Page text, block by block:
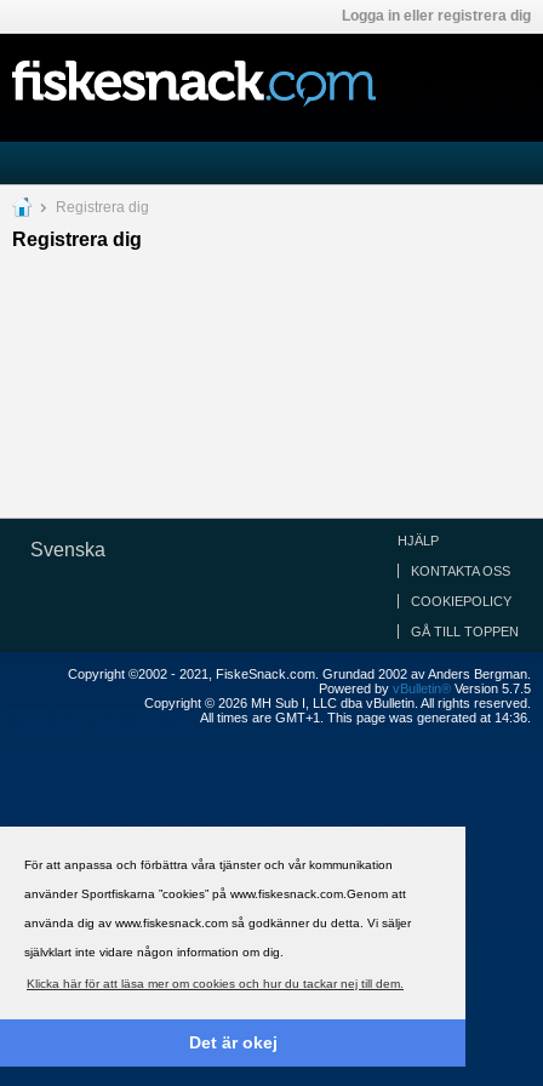
För att anpassa och förbättra våra tjänster och vår kommunikation
använder Sportfiskarna ”cookies” på www.fiskesnack.com.Genom att
använda dig av www.fiskesnack.com så godkänner du detta. Vi säljer
självklart inte vidare någon information om dig.
Klicka här för att läsa mer om cookies och hur du tackar nej till dem.
Det är okej
Logga in eller registrera dig
Registrera dig
Registrera dig
Svenska HJÄLP
KONTAKTA OSS
COOKIEPOLICY
GÅ TILL TOPPEN
Copyright ©2002 - 2021, FiskeSnack.com. Grundad 2002 av Anders Bergman.
Powered by vBulletin® Version 5.7.5
Copyright © 2026 MH Sub I, LLC dba vBulletin. All rights reserved.
All times are GMT+1. This page was generated at 14:36.